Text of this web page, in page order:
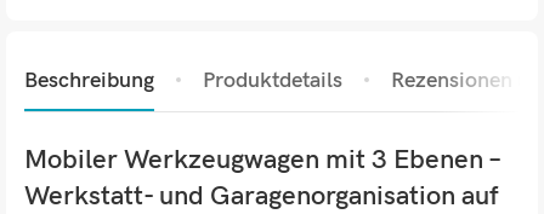
Beschreibung Produktdetails Rezensionen (0)
Mobiler Werkzeugwagen mit 3 Ebenen –
Werkstatt- und Garagenorganisation auf